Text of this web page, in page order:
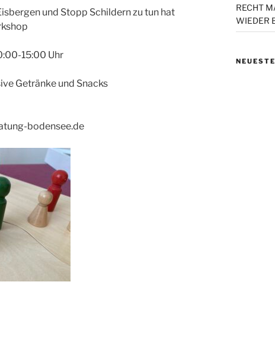
und Stopp Schildern zu tun hat
15:00 Uhr
Getränke und Snacks
bodensee.de
RECHT
WIEDER